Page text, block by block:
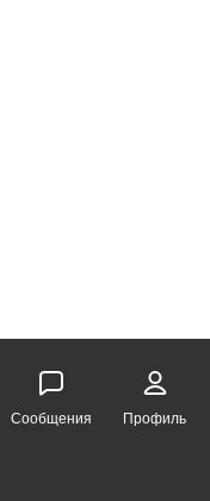
Сообщения Профиль